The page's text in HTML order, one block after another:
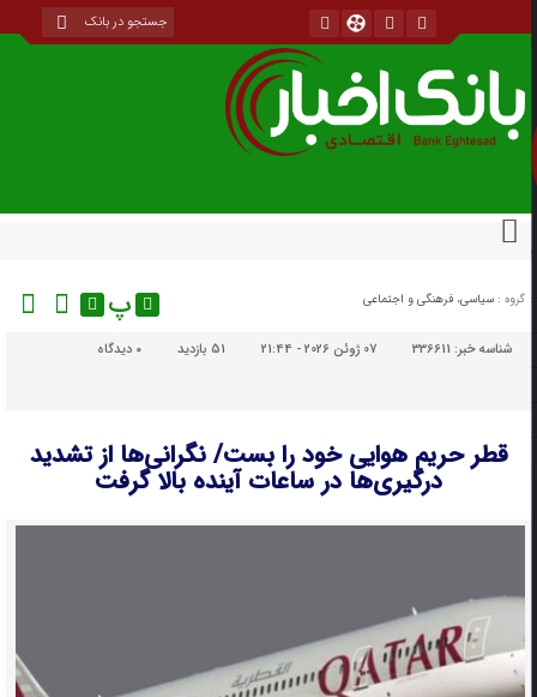
گروه : سیاسی، فرهنگی و اجتماعی پ
شناسه خبر:336611 07 ژوئن 2026 - 21:44 51 بازدید دیدگاه
قطر حریم هوایی خود را بست/ نگرانی‌ها از تشدید
درگیری‌ها در ساعات آینده بالا گرفت